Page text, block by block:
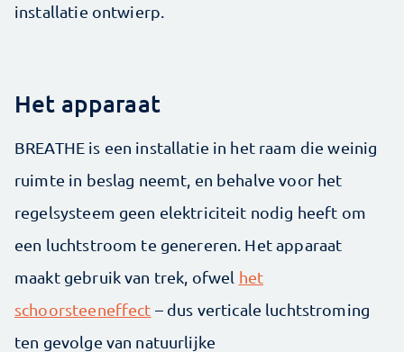
installatie ontwierp.
Het apparaat
BREATHE is een installatie in het raam die weinig
ruimte in beslag neemt, en behalve voor het
regelsysteem geen elektriciteit nodig heeft om
een luchtstroom te genereren. Het apparaat
maakt gebruik van trek, ofwel het
schoorsteeneffect – dus verticale luchtstroming
ten gevolge van natuurlijke